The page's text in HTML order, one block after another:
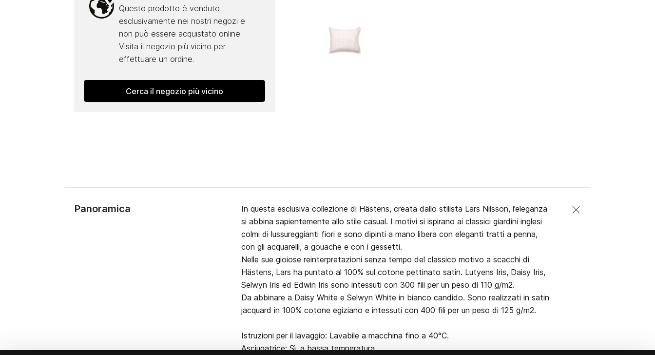
Questo prodotto è venduto
esclusivamente nei nostri negozi e
non può essere acquistato online.
Visita il negozio più vicino per
effettuare un ordine.
Cerca il negozio più vicino
Panoramica
In questa esclusiva collezione di Hästens, creata dallo stilista Lars Nilsson, l’eleganza
si abbina sapientemente allo stile casual. I motivi si ispirano ai classici giardini inglesi
colmi di lussureggianti fiori e sono dipinti a mano libera con eleganti tratti a penna,
con gli acquarelli, a gouache e con i gessetti.
Nelle sue gioiose reinterpretazioni senza tempo del classico motivo a scacchi di
Hästens, Lars ha puntato al 100% sul cotone pettinato satin. Lutyens Iris, Daisy Iris,
Selwyn Iris ed Edwin Iris sono intessuti con 300 fili per un peso di 110 g/m2.
Da abbinare a Daisy White e Selwyn White in bianco candido. Sono realizzati in satin
jacquard in 100% cotone egiziano e intessuti con 400 fili per un peso di 125 g/m2.
Istruzioni per il lavaggio: Lavabile a macchina fino a 40°C.
Asciugatrice: Sì, a bassa temperatura.